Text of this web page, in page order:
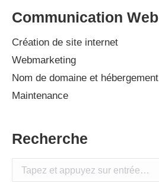
Communication Web
Création de site internet
Webmarketing
Nom de domaine et hébergement
Maintenance
Recherche
Recherche